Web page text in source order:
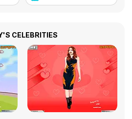
CELEBRITIES